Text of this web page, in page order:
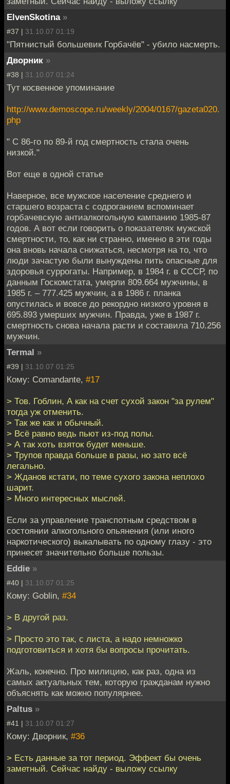
ElvenSkotina »
#37 | 31.10.07 01:19
"Пятнистый большевик Горбачёв" - убило насмерть.
Дворник »
#38 | 31.10.07 01:24
Тут косвенное упоминание
http://www.demoscope.ru/weekly/2004/0167/gazeta020.
php
" С 86-го по 89-й год смертность стала очень
низкой."
Вот еще в одной статье
Наверное, все мужское население среднего и
старшего возраста с содроганием вспоминает
горбачевскую антиалкогольную кампанию 1985-87
годов. А вот если говорить о показателях мужской
смертности, то, как ни странно, именно в эти годы
она вновь начала снижаться, несмотря на то, что
люди зачастую были вынуждены пить опасные для
здоровья суррогаты. Например, в 1984 г. в СССР, по
данным Госкомстата, умерли 809.664 мужчины, в
1985 г. – 777.425 мужчин, а в 1986 г. планка
опустилась и вовсе до рекордно низкого уровня в
695.893 умерших мужчин. Правда, уже в 1987 г.
смертность снова начала расти и составила 710.256
мужчин.
Termal »
#39 | 31.10.07 01:25
Кому: Comandante, #17
> Тов. Гоблин, А как на счет сухой закон "за рулем"
тогда уж отменить.
> Так же как и обычный.
> Всё равно ведь пьют из-под полы.
> А так хоть взяток будет меньше.
> Трупов правда больше в разы, но зато всё
легально.
> Жданов кстати, по теме сухого закона неплохо
шарит.
> Много интересных мыслей.
Если за управление транспотным средством в
состоянии алкогольного опьянения (или иного
наркотического) выкалывать по одному глазу - это
принесет значительно больше пользы.
Eddie »
#40 | 31.10.07 01:25
Кому: Goblin, #34
> В другой раз.
>
> Просто это так, с листа, а надо немножко
подготовиться и хотя бы вопросы прочитать.
Жаль, конечно. Про милицию, как раз, одна из
самых актуальных тем, которую гражданам нужно
объяснять как можно популярнее.
Paltus »
#41 | 31.10.07 01:27
Кому: Дворник, #36
> Есть данные за тот период. Эффект бы очень
заметный. Сейчас найду - выложу ссылку